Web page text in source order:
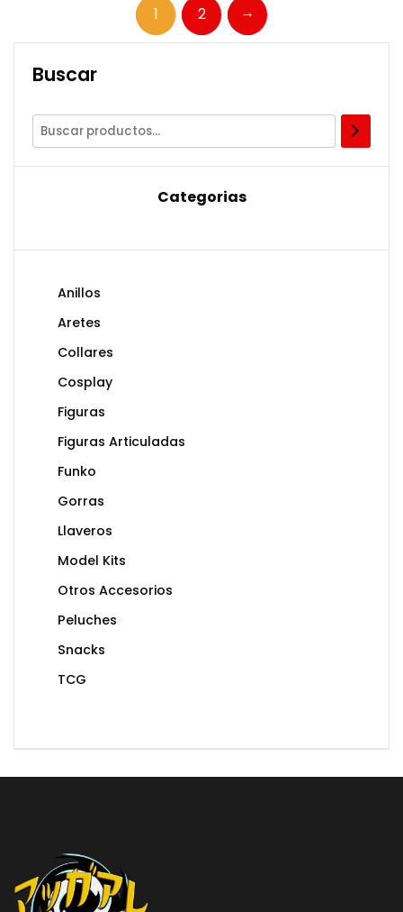
1 2 →
Buscar
Categorias
Anillos
Aretes
Collares
Cosplay
Figuras
Figuras Articuladas
Funko
Gorras
Llaveros
Model Kits
Otros Accesorios
Peluches
Snacks
TCG